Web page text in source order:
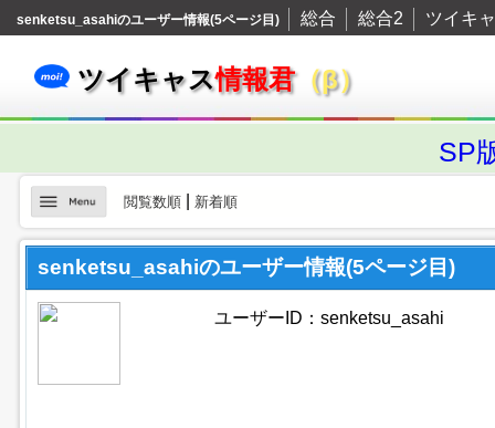
senketsu_asahiのユーザー情報(5ページ目) 総合 総合2 ツイキ
ツイキャス情報君（β）
SP
閲覧数順| 新着順
senketsu_asahiのユーザー情報(5ページ目)
ユーザーID：senketsu_asahi